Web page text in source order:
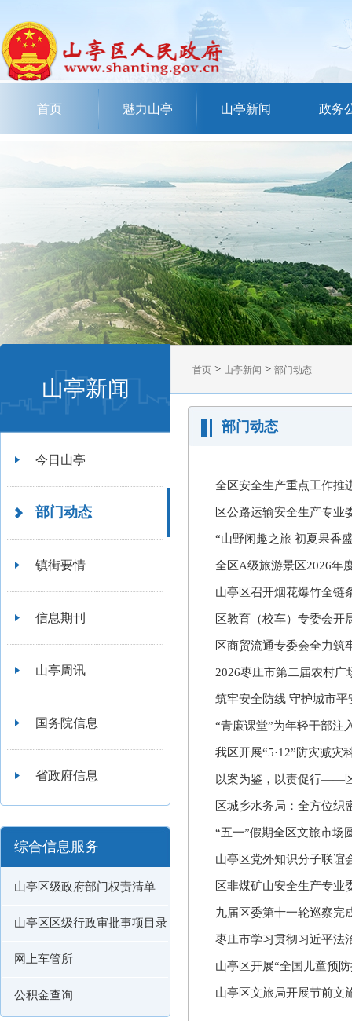
首页 魅力山亭 山亭新闻 政务
山亭新闻
今日山亭
部门动态
镇街要情
信息期刊
山亭周讯
国务院信息
省政府信息
综合信息服务
山亭区级政府部门权责清单
山亭区区级行政审批事项目录
网上车管所
公积金查询
首页 > 山亭新闻 > 部门动态
部门动态
全区安全生产重点工作推
区公路运输安全生产专业
“山野闲趣之旅 初夏果香
全区A级旅游景区2026年
山亭区召开烟花爆竹全链
区教育（校车）专委会开
区商贸流通专委会全力筑
2026枣庄市第二届农村
筑牢安全防线 守护城市平
“青廉课堂”为年轻干部注
我区开展“5·12”防灾减灾
以案为鉴，以责促行——
区城乡水务局：全方位织
“五一”假期全区文旅市场
山亭区党外知识分子联谊
区非煤矿山安全生产专业
九届区委第十一轮巡察完
枣庄市学习贯彻习近平法
山亭区开展“全国儿童预
山亭区文旅局开展节前